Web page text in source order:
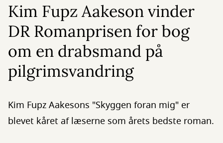
Kim Fupz Aakeson vinder
DR Romanprisen for bog
om en drabsmand på
pilgrimsvandring
Kim Fupz Aakesons "Skyggen foran mig" er
blevet kåret af læserne som årets bedste roman.